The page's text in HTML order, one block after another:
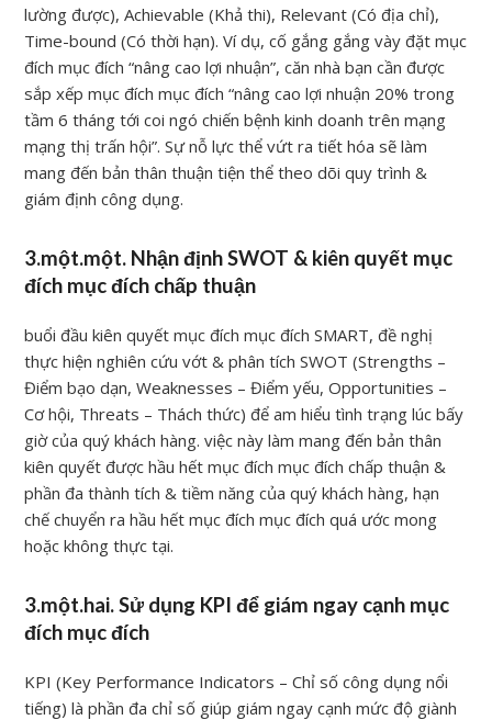
lường được), Achievable (Khả thi), Relevant (Có địa chỉ),
Time-bound (Có thời hạn). Ví dụ, cố gắng gắng vày đặt mục
đích mục đích “nâng cao lợi nhuận”, căn nhà bạn cần được
sắp xếp mục đích mục đích “nâng cao lợi nhuận 20% trong
tầm 6 tháng tới coi ngó chiến bệnh kinh doanh trên mạng
mạng thị trấn hội”. Sự nỗ lực thể vứt ra tiết hóa sẽ làm
mang đến bản thân thuận tiện thể theo dõi quy trình &
giám định công dụng.
3.một.một. Nhận định SWOT & kiên quyết mục
đích mục đích chấp thuận
buổi đầu kiên quyết mục đích mục đích SMART, đề nghị
thực hiện nghiên cứu vớt & phân tích SWOT (Strengths –
Điểm bạo dạn, Weaknesses – Điểm yếu, Opportunities –
Cơ hội, Threats – Thách thức) để am hiểu tình trạng lúc bấy
giờ của quý khách hàng. việc này làm mang đến bản thân
kiên quyết được hầu hết mục đích mục đích chấp thuận &
phần đa thành tích & tiềm năng của quý khách hàng, hạn
chế chuyển ra hầu hết mục đích mục đích quá ước mong
hoặc không thực tại.
3.một.hai. Sử dụng KPI để giám ngay cạnh mục
đích mục đích
KPI (Key Performance Indicators – Chỉ số công dụng nổi
tiếng) là phần đa chỉ số giúp giám ngay cạnh mức độ giành